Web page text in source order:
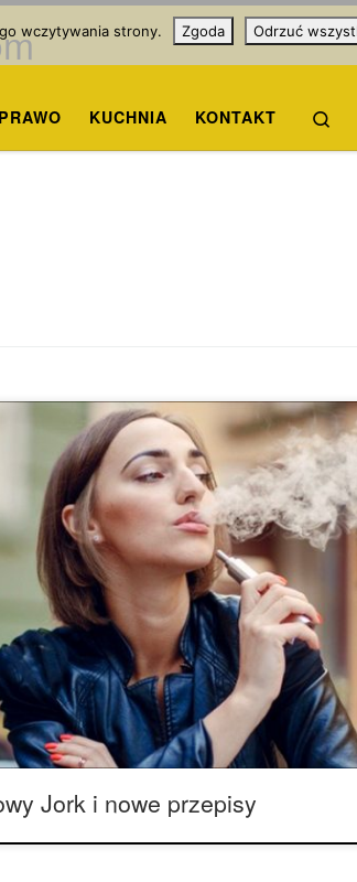
PRAWO KUCHNIA KONTAKT
latach wiele rzeczy zmieniło się w Nowym
zatwierdziło kilka praw przeciwko wapowaniu.
kampanii przeciwko tytoniowi, która odbywa się na
terenie, prawa te będą również miały wpływ
wapowania w tym dużym mieście. Po […]
Jork i nowe przepisy
wczytywania strony. Zgoda Odrzuć